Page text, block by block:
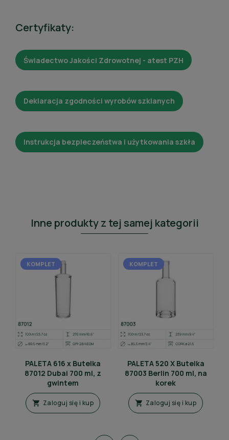
Certyfikaty:
Świadectwo Jakości Zdrowotnej - atest PZH
Deklaracja zgodności wyrobów szklanych
Instrukcja bezpieczeństwa i użytkowania szkła
Inne produkty z tej samej kategorii
KOMPLET
PALETA 616 x Butelka
87012 Dubai 700 ml, z
gwintem
 Zaloguj się i kup
KOMPLET
PALETA 520 X Butelka
87003 Berlin 700 ml, na
korek
 Zaloguj się i kup